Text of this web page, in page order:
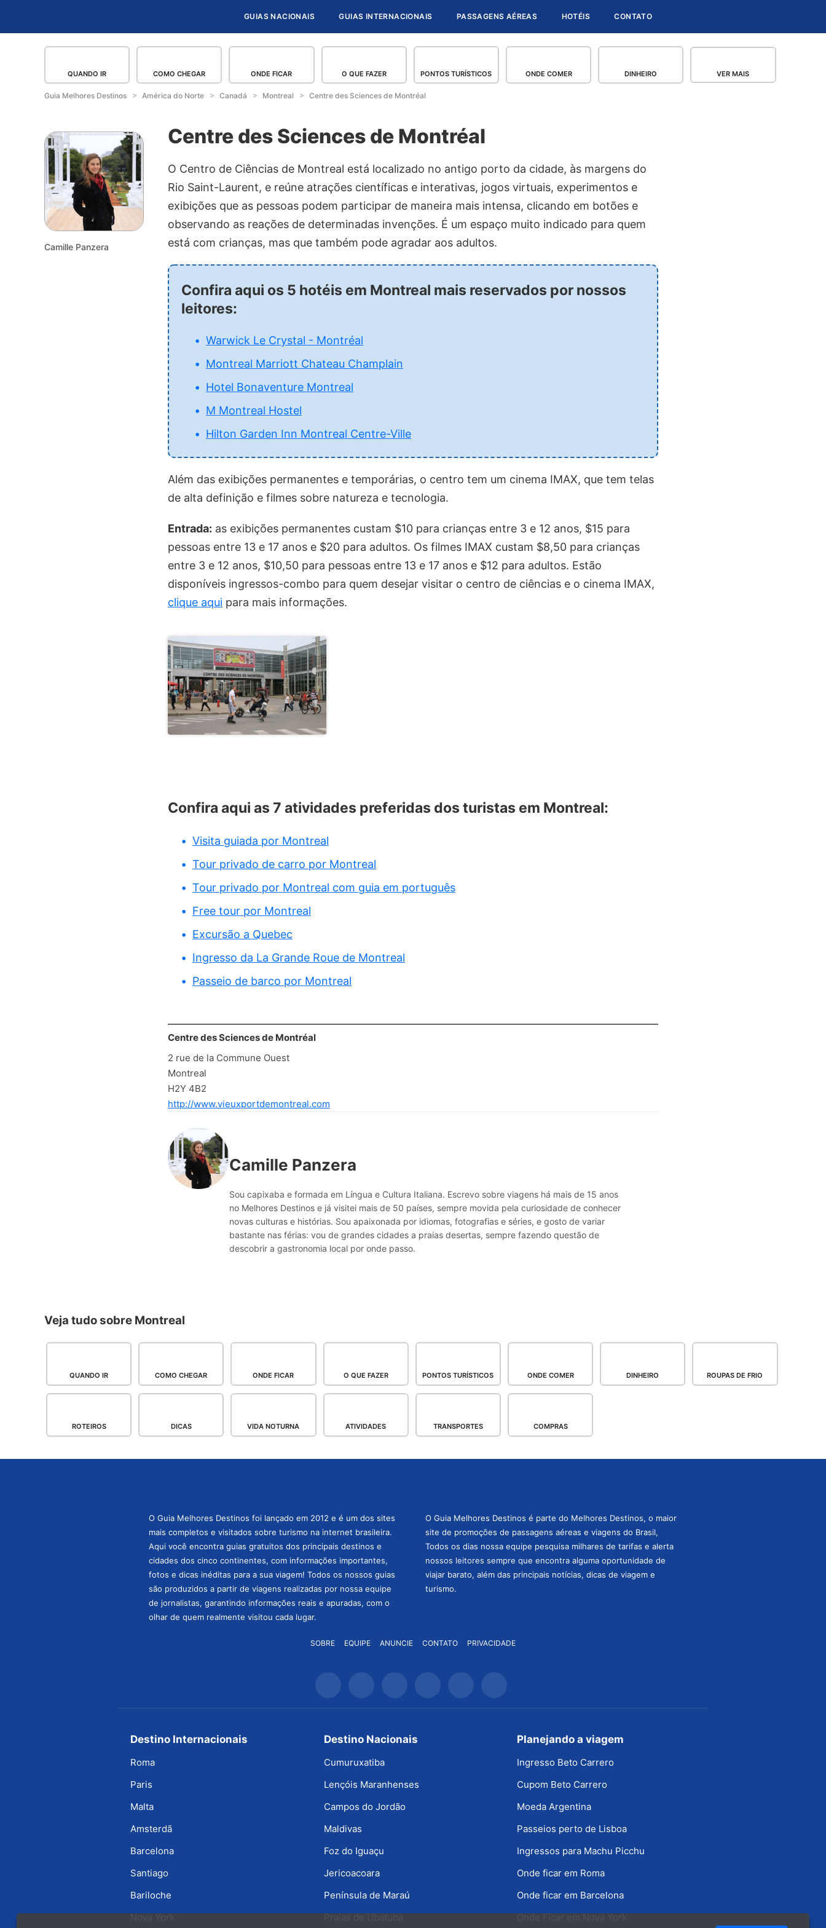
GUIAS NACIONAIS GUIAS INTERNACIONAIS PASSAGENS AÉREAS HOTÉIS CONTATO
QUANDO IR COMO CHEGAR ONDE FICAR O QUE FAZER PONTOS TURÍSTICOS ONDE COMER DINHEIRO VER MAIS
Guia Melhores Destinos América do Norte Canadá Montreal Centre des Sciences de Montréal
Camille Panzera
Centre des Sciences de Montréal
O Centro de Ciências de Montreal está localizado no antigo porto da cidade, às margens do
Rio Saint-Laurent, e reúne atrações científicas e interativas, jogos virtuais, experimentos e
exibições que as pessoas podem participar de maneira mais intensa, clicando em botões e
observando as reações de determinadas invenções. É um espaço muito indicado para quem
está com crianças, mas que também pode agradar aos adultos.
Confira aqui os 5 hotéis em Montreal mais reservados por nossos
leitores:
Warwick Le Crystal - Montréal
Montreal Marriott Chateau Champlain
Hotel Bonaventure Montreal
M Montreal Hostel
Hilton Garden Inn Montreal Centre-Ville
Além das exibições permanentes e temporárias, o centro tem um cinema IMAX, que tem telas
de alta definição e filmes sobre natureza e tecnologia.
Entrada: as exibições permanentes custam $10 para crianças entre 3 e 12 anos, $15 para
pessoas entre 13 e 17 anos e $20 para adultos. Os filmes IMAX custam $8,50 para crianças
entre 3 e 12 anos, $10,50 para pessoas entre 13 e 17 anos e $12 para adultos. Estão
disponíveis ingressos-combo para quem desejar visitar o centro de ciências e o cinema IMAX,
clique aqui para mais informações.
Confira aqui as 7 atividades preferidas dos turistas em Montreal:
Visita guiada por Montreal
Tour privado de carro por Montreal
Tour privado por Montreal com guia em português
Free tour por Montreal
Excursão a Quebec
Ingresso da La Grande Roue de Montreal
Passeio de barco por Montreal
Centre des Sciences de Montréal
2 rue de la Commune Ouest
Montreal
H2Y 4B2
http://www.vieuxportdemontreal.com
Camille Panzera
Sou capixaba e formada em Língua e Cultura Italiana. Escrevo sobre viagens há mais de 15 anos
no Melhores Destinos e já visitei mais de 50 países, sempre movida pela curiosidade de conhecer
novas culturas e histórias. Sou apaixonada por idiomas, fotografias e séries, e gosto de variar
bastante nas férias: vou de grandes cidades a praias desertas, sempre fazendo questão de
descobrir a gastronomia local por onde passo.
Veja tudo sobre Montreal
QUANDO IR COMO CHEGAR ONDE FICAR O QUE FAZER PONTOS TURÍSTICOS ONDE COMER DINHEIRO ROUPAS DE FRIO
ROTEIROS DICAS VIDA NOTURNA ATIVIDADES TRANSPORTES COMPRAS
O Guia Melhores Destinos foi lançado em 2012 e é um dos sites
mais completos e visitados sobre turismo na internet brasileira.
Aqui você encontra guias gratuitos dos principais destinos e
cidades dos cinco continentes, com informações importantes,
fotos e dicas inéditas para a sua viagem! Todos os nossos guias
são produzidos a partir de viagens realizadas por nossa equipe
de jornalistas, garantindo informações reais e apuradas, com o
olhar de quem realmente visitou cada lugar.
O Guia Melhores Destinos é parte do Melhores Destinos, o maior
site de promoções de passagens aéreas e viagens do Brasil,
Todos os dias nossa equipe pesquisa milhares de tarifas e alerta
nossos leitores sempre que encontra alguma oportunidade de
viajar barato, além das principais notícias, dicas de viagem e
turismo.
SOBRE EQUIPE ANUNCIE CONTATO PRIVACIDADE
Destino Internacionais
Roma
Paris
Malta
Amsterdã
Barcelona
Santiago
Bariloche
Nova York
Destino Nacionais
Cumuruxatiba
Lençóis Maranhenses
Campos do Jordão
Maldivas
Foz do Iguaçu
Jericoacoara
Península de Maraú
Praias de Ubatuba
Planejando a viagem
Ingresso Beto Carrero
Cupom Beto Carrero
Moeda Argentina
Passeios perto de Lisboa
Ingressos para Machu Picchu
Onde ficar em Roma
Onde ficar em Barcelona
Onde Ficar em Nova York